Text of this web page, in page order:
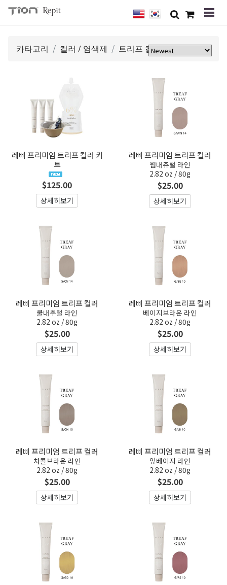
카타고리 컬러 / 염색제 트리프 컬러
레삐 프리미엄 트리프 컬러 키
트
$125.00
상세히보기
레삐 프리미엄 트리프 컬러
웜내츄럴 라인
2.82 oz / 80g
$25.00
상세히보기
레삐 프리미엄 트리프 컬러
쿨내추럴 라인
2.82 oz / 80g
$25.00
상세히보기
레삐 프리미엄 트리프 컬러
베이지브라운 라인
2.82 oz / 80g
$25.00
상세히보기
레삐 프리미엄 트리프 컬러
차콜브라운 라인
2.82 oz / 80g
$25.00
상세히보기
레삐 프리미엄 트리프 컬러
잎베이지 라인
2.82 oz / 80g
$25.00
상세히보기